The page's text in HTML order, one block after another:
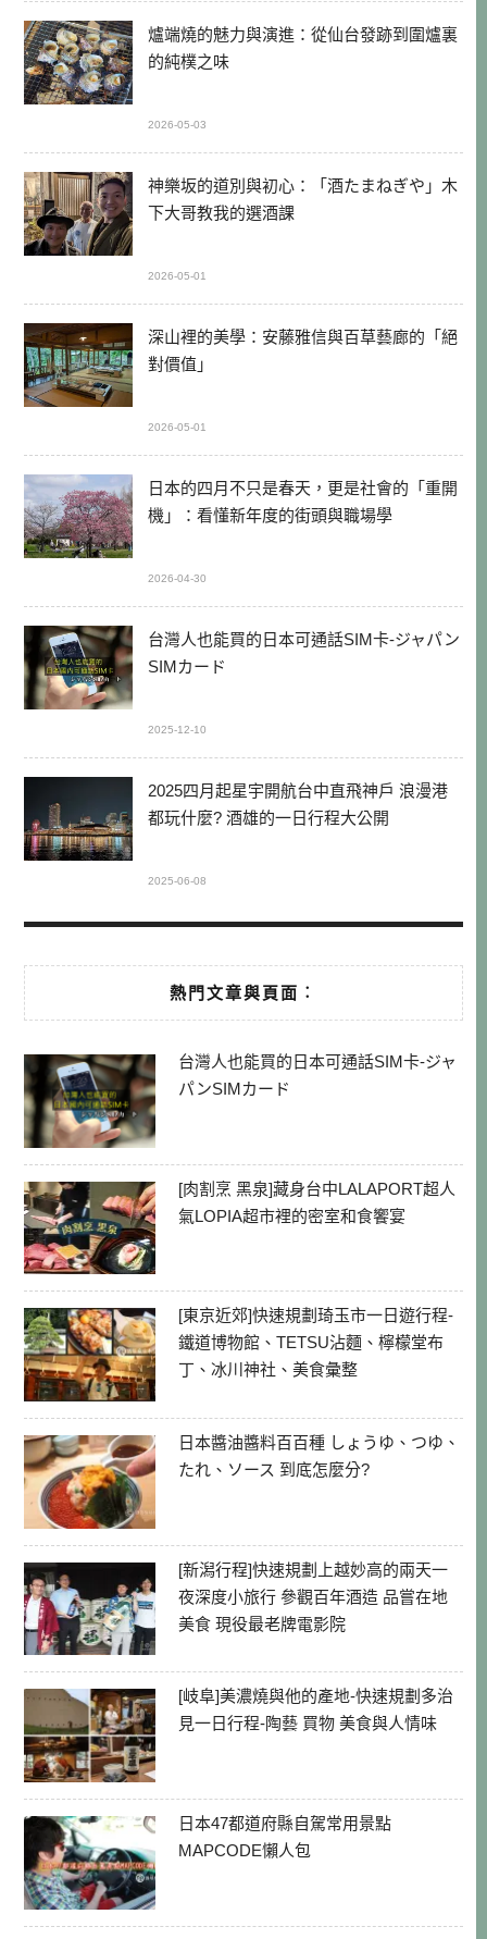
爐端燒的魅力與演進：從仙台發跡到圍爐裏
的純樸之味
2026-05-03
神樂坂的道別與初心：「酒たまねぎや」木
下大哥教我的選酒課
2026-05-01
深山裡的美學：安藤雅信與百草藝廊的「絕
對價值」
2026-05-01
日本的四月不只是春天，更是社會的「重開
機」：看懂新年度的街頭與職場學
2026-04-30
台灣人也能買的日本可通話SIM卡-ジャパン
SIMカード
2025-12-10
2025四月起星宇開航台中直飛神戶 浪漫港
都玩什麼? 酒雄的一日行程大公開
2025-06-08
熱門文章與頁面︰
台灣人也能買的日本可通話SIM卡-ジャ
パンSIMカード
[肉割烹 黑泉]藏身台中LALAPORT超人
氣LOPIA超市裡的密室和食饗宴
[東京近郊]快速規劃琦玉市一日遊行程-
鐵道博物館、TETSU沾麵、檸檬堂布
丁、冰川神社、美食彙整
日本醬油醬料百百種 しょうゆ、つゆ、
たれ、ソース 到底怎麼分?
[新潟行程]快速規劃上越妙高的兩天一
夜深度小旅行 參觀百年酒造 品嘗在地
美食 現役最老牌電影院
[岐阜]美濃燒與他的產地-快速規劃多治
見一日行程-陶藝 買物 美食與人情味
日本47都道府縣自駕常用景點
MAPCODE懶人包